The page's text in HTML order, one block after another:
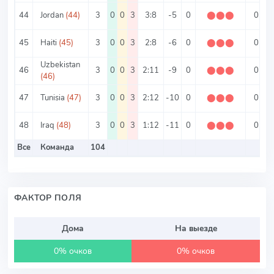
44 Jordan (44) 3 0 0 3 3:8 -5 0 ⬤⬤⬤ 0
45 Haiti (45) 3 0 0 3 2:8 -6 0 ⬤⬤⬤ 0
46
Uzbekistan
(46)
3 0 0 3 2:11 -9 0 ⬤⬤⬤ 0
47 Tunisia (47) 3 0 0 3 2:12 -10 0 ⬤⬤⬤ 0
48 Iraq (48) 3 0 0 3 1:12 -11 0 ⬤⬤⬤ 0
Все
Команда 104
ФАКТОР ПОЛЯ
Дома
На выезде
0% очков
0% очков